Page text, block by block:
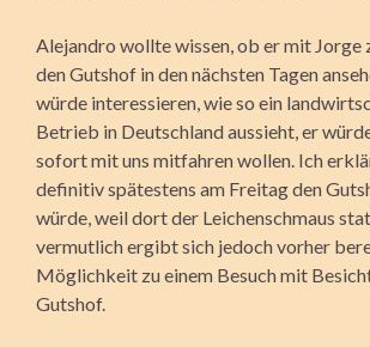
Alejandro wollte wissen, ob er mit Jorge
den Gutshof in den nächsten Tagen
würde interes­sieren, wie so ein
Betrieb in Deutschland aussieht, er
sofort mit uns mitfahren wollen. Ich
definitiv spätestens am Freitag den
würde, weil dort der Leichenschmaus
vermutlich ergibt sich jedoch vorher
Möglichkeit zu einem Besuch mit
Gutshof.